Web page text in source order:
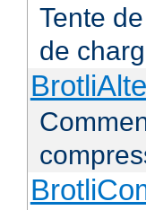
Tente
de